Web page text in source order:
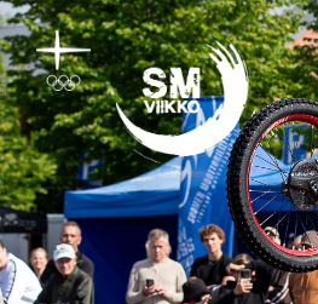
Siirry
sisältöön